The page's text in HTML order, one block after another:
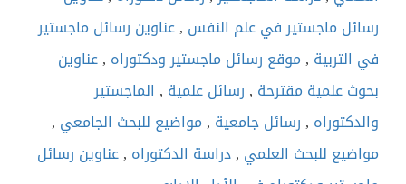
رسائل ماجستير في علم النفس ,عناوين رسائل ماجستير
في التربية ,موقع رسائل ماجستير ودكتوراه ,عناوين
بحوث علمية مقترحة ,رسائل علمية , الماجستير
والدكتوراه ,رسائل جامعية ,مواضيع للبحث الجامعي ,
مواضيع للبحث العلمي ,دراسة الدكتوراه ,عناوين رسائل